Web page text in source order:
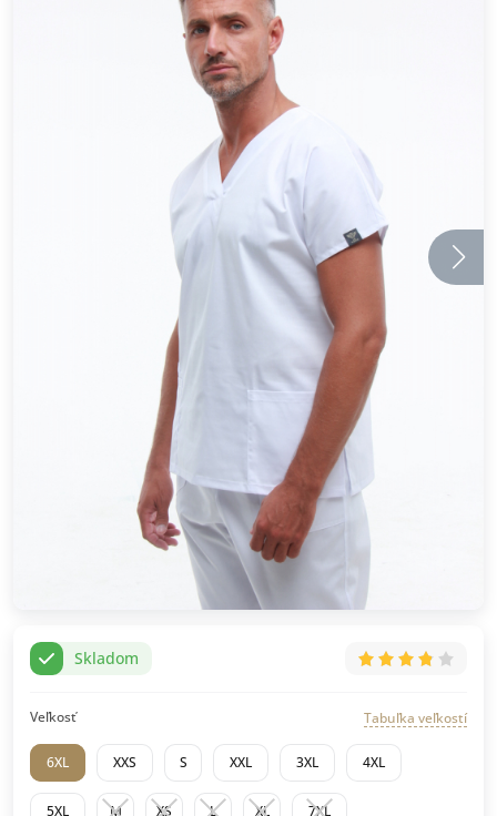
Skladom
Veľkosť Tabuľka veľkostí
6XL XXS S XXL 3XL 4XL
5XL M XS L XL 7XL